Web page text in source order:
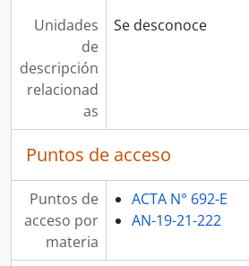
Unidades
de
descripción
relacionad
as
Se desconoce
Puntos de acceso
Puntos de
acceso por
materia
ACTA N° 692-E
AN-19-21-222